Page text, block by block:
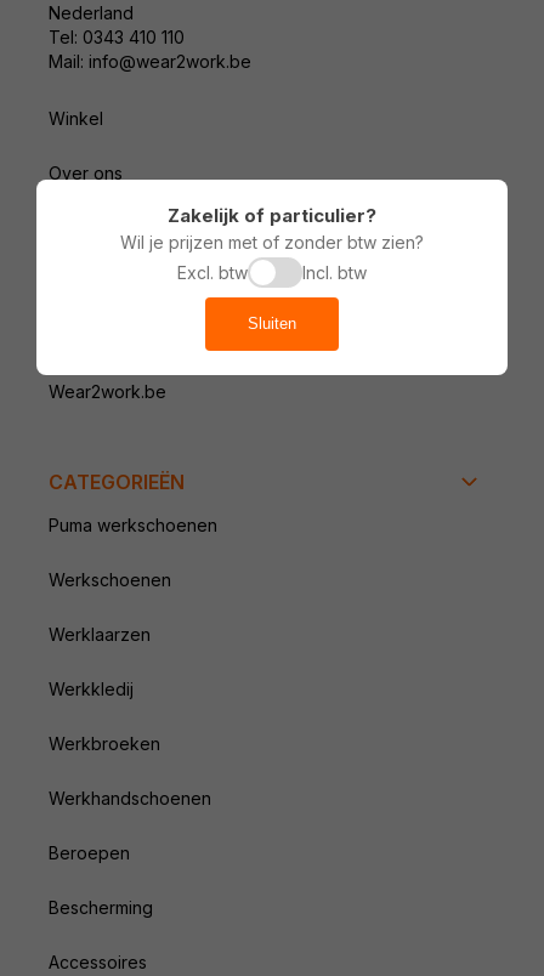
Zakelijk of particulier?
Wil je prijzen met of zonder btw zien?
Excl. btw
Incl. btw
Sluiten
Nederland
Tel: 0343 410 110
Mail: info@wear2work.be
Winkel
Over ons
Wear2work.be
CATEGORIEËN
Puma werkschoenen
Werkschoenen
Werklaarzen
Werkkledij
Werkbroeken
Werkhandschoenen
Beroepen
Bescherming
Accessoires